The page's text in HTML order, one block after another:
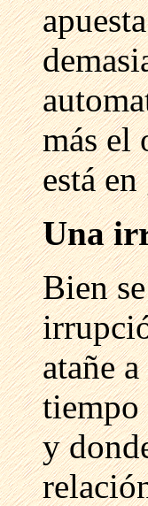
más el
está
Una
Bien
atañe
tiempo
y